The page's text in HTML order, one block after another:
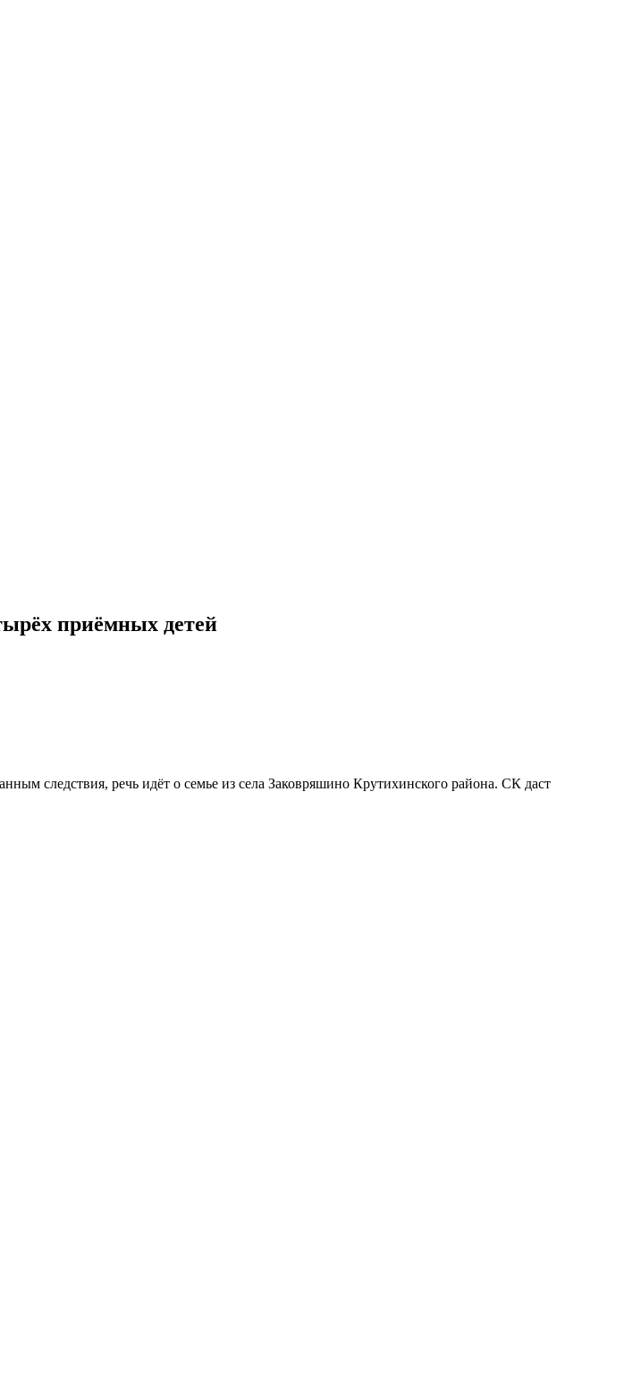
приёмных детей
следствия, речь идёт о семье из села Заковряшино Крутихинского района. СК даст